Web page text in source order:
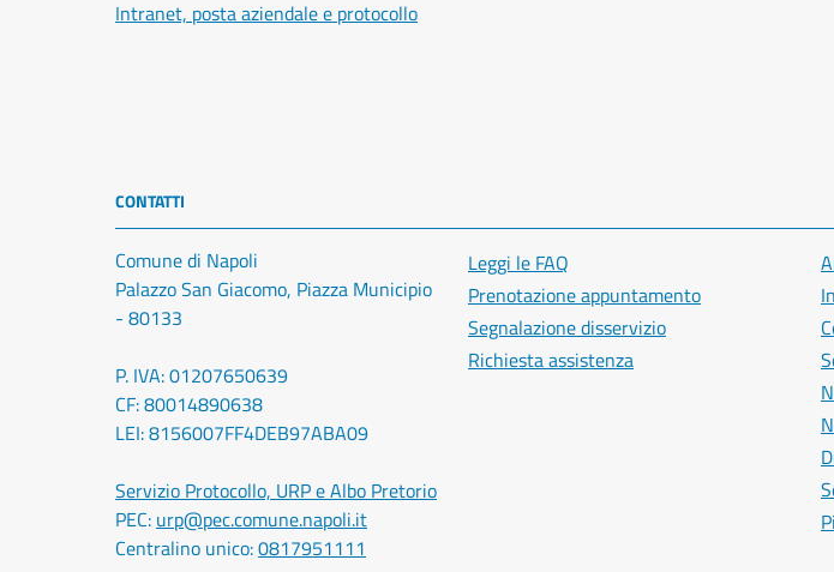
Intranet, posta aziendale e protocollo
CONTATTI
Comune di Napoli
Palazzo San Giacomo, Piazza Municipio
- 80133
P. IVA: 01207650639
CF: 80014890638
LEI: 8156007FF4DEB97ABA09
Servizio Protocollo, URP e Albo Pretorio
PEC: urp@pec.comune.napoli.it
Centralino unico:0817951111
Leggi le FAQ
Prenotazione appuntamento
Segnalazione disservizio
Richiesta assistenza